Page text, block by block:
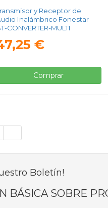
y Receptor de
Inalámbrico Fonestar
CONVERTER-MULTI
€
Comprar
Boletín!
BÁSICA SOBRE